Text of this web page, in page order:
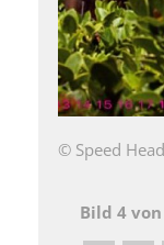
© Speed
Bild 4 von